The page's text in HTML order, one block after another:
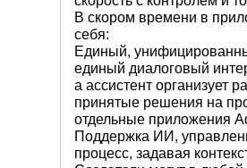
В скором времени в
себя:
Единый,
единый диалоговый
а ассистент организует
принятые решения на
отдельные приложения
Поддержка ИИ,
процесс, задавая